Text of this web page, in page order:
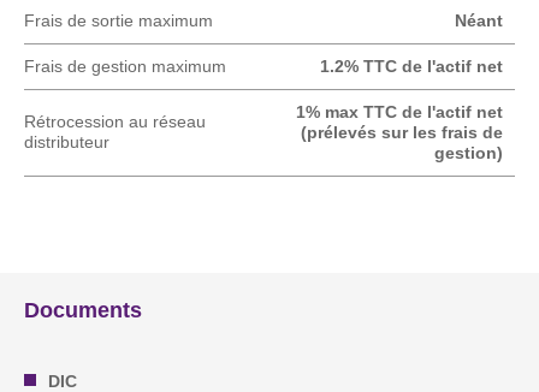
Frais de sortie maximum Néant
Frais de gestion maximum 1.2% TTC de l'actif net
Rétrocession au réseau
distributeur
1% max TTC de l'actif net
(prélevés sur les frais de
gestion)
Documents
DIC